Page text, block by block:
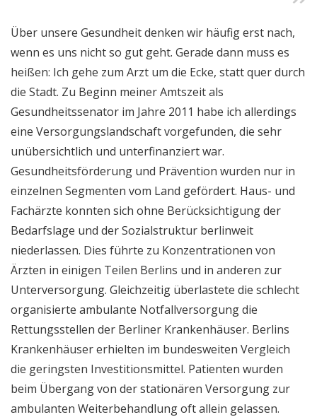
Über unsere Gesundheit denken wir häufig erst nach,
wenn es uns nicht so gut geht. Gerade dann muss es
heißen: Ich gehe zum Arzt um die Ecke, statt quer durch
die Stadt. Zu Beginn meiner Amtszeit als
Gesundheitssenator im Jahre 2011 habe ich allerdings
eine Versorgungslandschaft vorgefunden, die sehr
unübersichtlich und unterfinanziert war.
Gesundheitsförderung und Prävention wurden nur in
einzelnen Segmenten vom Land gefördert. Haus- und
Fachärzte konnten sich ohne Berücksichtigung der
Bedarfslage und der Sozialstruktur berlinweit
niederlassen. Dies führte zu Konzentrationen von
Ärzten in einigen Teilen Berlins und in anderen zur
Unterversorgung. Gleichzeitig überlastete die schlecht
organisierte ambulante Notfallversorgung die
Rettungsstellen der Berliner Krankenhäuser. Berlins
Krankenhäuser erhielten im bundesweiten Vergleich
die geringsten Investitionsmittel. Patienten wurden
beim Übergang von der stationären Versorgung zur
ambulanten Weiterbehandlung oft allein gelassen.